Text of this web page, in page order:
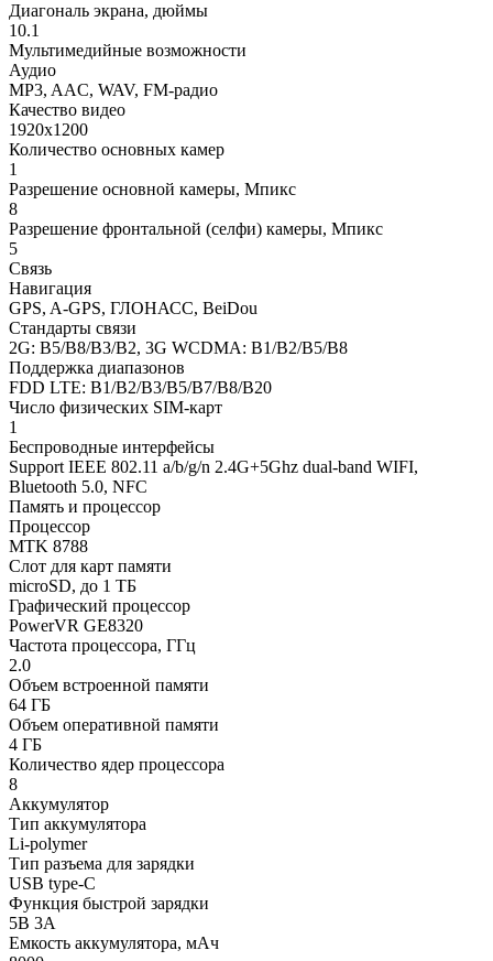
Диагональ экрана, дюймы
10.1
Мультимедийные возможности
Аудио
MP3, AAC, WAV, FM-радио
Качество видео
1920x1200
Количество основных камер
1
Разрешение основной камеры, Мпикс
8
Разрешение фронтальной (селфи) камеры, Мпикс
5
Связь
Навигация
GPS, A-GPS, ГЛОНАСС, BeiDou
Стандарты связи
2G: B5/B8/B3/B2, 3G WCDMA: B1/B2/B5/B8
Поддержка диапазонов
FDD LTE: B1/B2/B3/B5/B7/B8/B20
Число физических SIM-карт
1
Беспроводные интерфейсы
Support IEEE 802.11 a/b/g/n 2.4G+5Ghz dual-band WIFI,
Bluetooth 5.0, NFC
Память и процессор
Процессор
MTK 8788
Слот для карт памяти
microSD, до 1 ТБ
Графический процессор
PowerVR GE8320
Частота процессора, ГГц
2.0
Объем встроенной памяти
64 ГБ
Объем оперативной памяти
4 ГБ
Количество ядер процессора
8
Аккумулятор
Тип аккумулятора
Li-polymer
Тип разъема для зарядки
USB type-C
Функция быстрой зарядки
5В 3А
Емкость аккумулятора, мАч